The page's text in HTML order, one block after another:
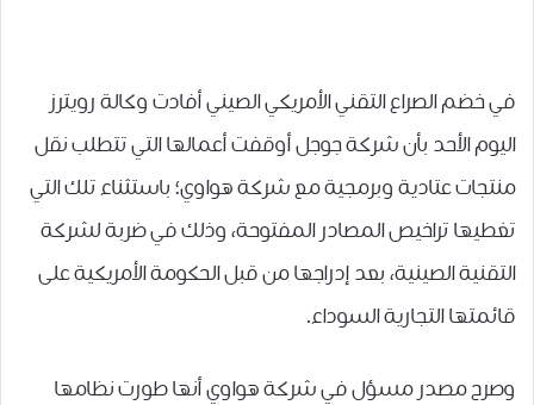
في خضم الصراع التقني الأمريكي الصيني أفادت وكالة رويترز
اليوم الأحد بأن شركة جوجل أوقفت أعمالها التي تتطلب نقل
منتجات عتادية وبرمجية مع شركة هواوي؛ باستثناء تلك التي
تغطيها تراخيص المصادر المفتوحة، وذلك في ضربة لشركة
التقنية الصينية، بعد إدراجها من قبل الحكومة الأمريكية على
قائمتها التجارية السوداء.
وصرح مصدر مسؤل في شركة هواوي أنها طورت نظامها